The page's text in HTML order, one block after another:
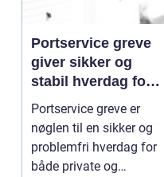
Portservice greve
giver sikker og
stabil hverdag for
porte
Portservice greve er
nøglen til en sikker og
problemfri hverdag for
både private og